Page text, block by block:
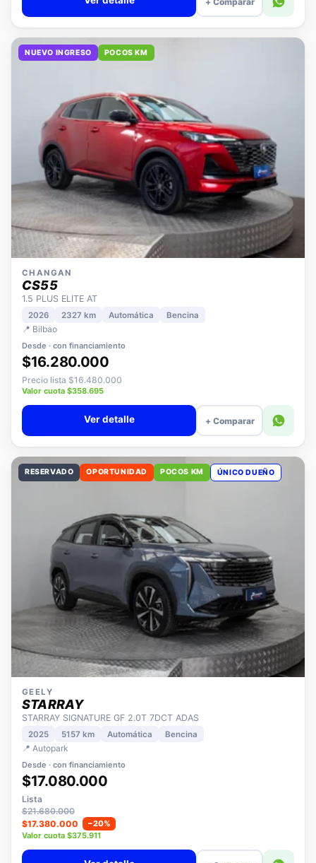
+ Comparar
CHANGAN
CS55
1.5 PLUS ELITE AT
2026
📍 Bilbao
Desde · con financiamiento
$16.280.000
Precio lista $16.480.000
Valor cuota $358.695
+ Comparar
RESERVADO OPORTUNIDAD POCOS KM
GEELY
STARRAY
STARRAY SIGNATURE GF 2.0T 7DCT ADAS
2025 5157 km
📍 Autopark
Desde · con financiamiento
$17.080.000
Lista
$21.680.000
$17.380.000
−20%
Valor cuota $375.911